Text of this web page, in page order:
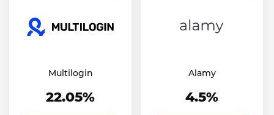
Multilogin
22.05%
Alamy
4.5%